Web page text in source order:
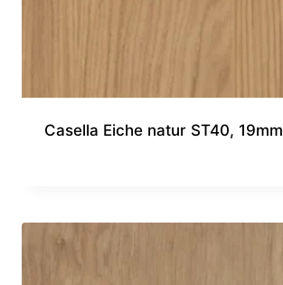
Casella Eiche natur ST40, 19mm